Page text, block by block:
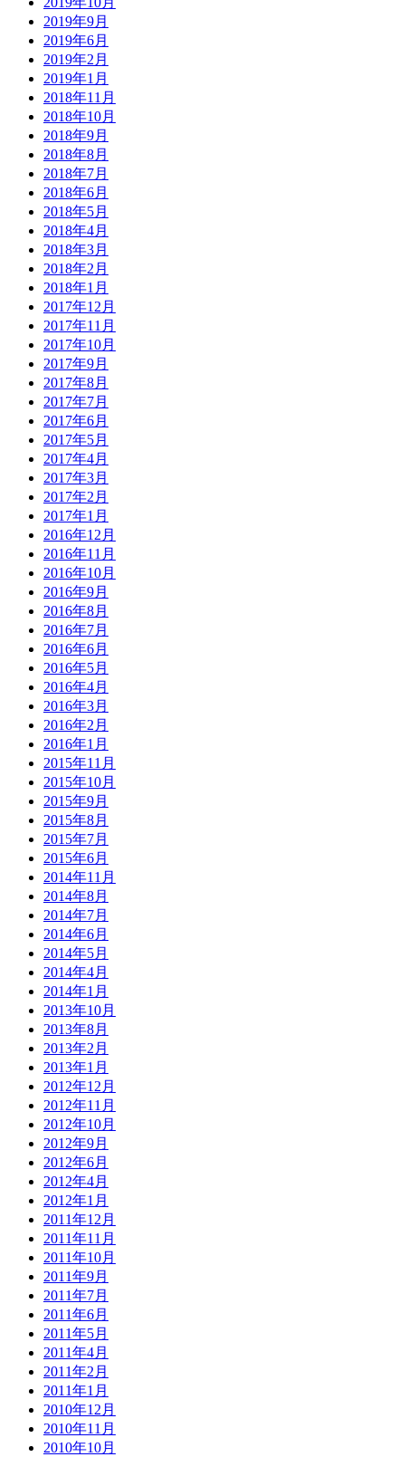
2019年9月
2019年6月
2019年2月
2019年1月
2018年11月
2018年10月
2018年9月
2018年8月
2018年7月
2018年6月
2018年5月
2018年4月
2018年3月
2018年2月
2018年1月
2017年12月
2017年11月
2017年10月
2017年9月
2017年8月
2017年7月
2017年6月
2017年5月
2017年4月
2017年3月
2017年2月
2017年1月
2016年12月
2016年11月
2016年10月
2016年9月
2016年8月
2016年7月
2016年6月
2016年5月
2016年4月
2016年3月
2016年2月
2016年1月
2015年11月
2015年10月
2015年9月
2015年8月
2015年7月
2015年6月
2014年11月
2014年8月
2014年7月
2014年6月
2014年5月
2014年4月
2014年1月
2013年10月
2013年8月
2013年2月
2013年1月
2012年12月
2012年11月
2012年10月
2012年9月
2012年6月
2012年4月
2012年1月
2011年12月
2011年11月
2011年10月
2011年9月
2011年7月
2011年6月
2011年5月
2011年4月
2011年2月
2011年1月
2010年12月
2010年11月
2010年10月